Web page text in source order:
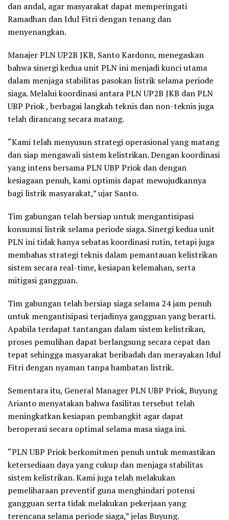
dan andal, agar masyarakat dapat memperingati
Ramadhan dan Idul Fitri dengan tenang dan
menyenangkan.
Manajer PLN UP2B JKB, Santo Kardono, menegaskan
bahwa sinergi kedua unit PLN ini menjadi kunci utama
dalam menjaga stabilitas pasokan listrik selama periode
siaga. Melalui koordinasi antara PLN UP2B JKB dan PLN
UBP Priok , berbagai langkah teknis dan non-teknis juga
telah dirancang secara matang.
“Kami telah menyusun strategi operasional yang matang
dan siap mengawali sistem kelistrikan. Dengan koordinasi
yang intens bersama PLN UBP Priok dan dengan
kesiagaan penuh, kami optimis dapat mewujudkannya
bagi listrik masyarakat,” ujar Santo.
Tim gabungan telah bersiap untuk mengantisipasi
konsumsi listrik selama periode siaga. Sinergi kedua unit
PLN ini tidak hanya sebatas koordinasi rutin, tetapi juga
membahas strategi teknis dalam pemantauan kelistrikan
sistem secara real-time, kesiapan kelemahan, serta
mitigasi gangguan.
Tim gabungan telah bersiap siaga selama 24 jam penuh
untuk mengantisipasi terjadinya gangguan yang berarti.
Apabila terdapat tantangan dalam sistem kelistrikan,
proses pemulihan dapat berlangsung secara cepat dan
tepat sehingga masyarakat beribadah dan merayakan Idul
Fitri dengan nyaman tanpa hambatan listrik.
Sementara itu, General Manager PLN UBP Priok, Buyung
Arianto menyatakan bahwa fasilitas tersebut telah
meningkatkan kesiapan pembangkit agar dapat
beroperasi secara optimal selama masa siaga ini.
“PLN UBP Priok berkomitmen penuh untuk memastikan
ketersediaan daya yang cukup dan menjaga stabilitas
sistem kelistrikan. Kami juga telah melakukan
pemeliharaan preventif guna menghindari potensi
gangguan serta tidak melakukan pekerjaan yang
terencana selama periode siaga,” jelas Buyung.